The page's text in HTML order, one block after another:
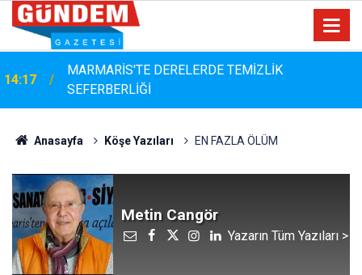
14:17
MARMARİS'TE DERELERDE TEMİZLİK
SEFERBERLİĞİ
Anasayfa Köşe Yazıları EN FAZLA ÖLÜM
Metin Cangör
Yazarın Tüm Yazıları >